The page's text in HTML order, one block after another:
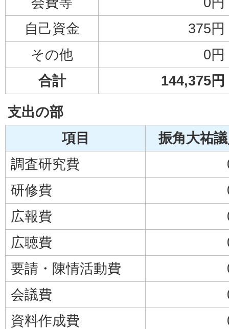
自己資金
375円
その他
0円
合計
144,375円
支出の部
項目
振角大祐
調査研究費
研修費
広報費
広聴費
要請・陳情活動費
会議費
資料作成費